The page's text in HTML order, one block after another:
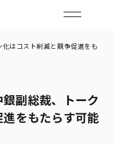
はコスト削減と競争促進をも
副総裁、トーク
をもたらす可能